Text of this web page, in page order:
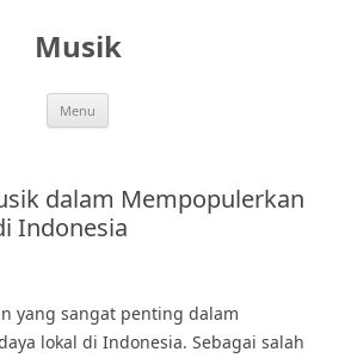
Musik
Menu
dalam Mempopulerkan
Indonesia
yang sangat penting dalam
lokal di Indonesia. Sebagai salah